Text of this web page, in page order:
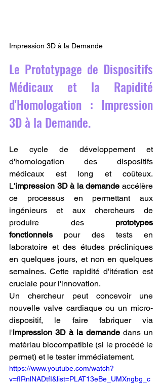
Impression 3D à la Demande
Le Prototypage de Dispositifs
Médicaux et la Rapidité
d'Homologation : Impression
3D à la Demande.
Le cycle de développement et
d'homologation des dispositifs
médicaux est long et coûteux.
L'impression 3D à la demande accélère
ce processus en permettant aux
ingénieurs et aux chercheurs de
produire des prototypes
fonctionnels pour des tests en
laboratoire et des études précliniques
en quelques jours, et non en quelques
semaines. Cette rapidité d'itération est
cruciale pour l'innovation.
Un chercheur peut concevoir une
nouvelle valve cardiaque ou un micro-
dispositif, le faire fabriquer via
l'impression 3D à la demande dans un
matériau biocompatible (si le procédé le
permet) et le tester immédiatement.
https://www.youtube.com/watch?
v=fIRnlNADtfI&list=PLAT13eBe_UMXngbg_c